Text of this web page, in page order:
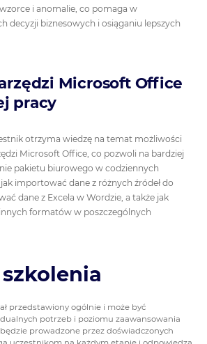
i anomalie, co pomaga w
decyzji biznesowych i osiąganiu lepszych
Microsoft Office
pracy
otrzyma wiedzę na temat możliwości
Microsoft Office, co pozwoli na bardziej
pakietu biurowego w codziennych
importować dane z różnych źródeł do
dane z Excela w Wordzie, a także jak
formatów w poszczególnych
przedstawiony ogólnie i może być
potrzeb i poziomu zaawansowania
prowadzone przez doświadczonych